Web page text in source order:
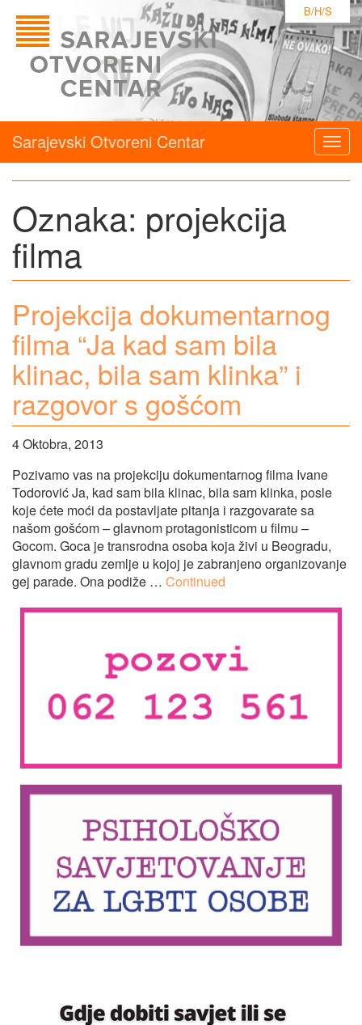
B/H/S
Sarajevski Otvoreni Centar
Oznaka: projekcija
filma
Projekcija dokumentarnog
filma “Ja kad sam bila
klinac, bila sam klinka” i
razgovor s gošćom
4 Oktobra, 2013
Pozivamo vas na projekciju dokumentarnog filma Ivane
Todorović Ja, kad sam bila klinac, bila sam klinka, posle
koje ćete moći da postavljate pitanja i razgovarate sa
našom gošćom – glavnom protagonisticom u filmu –
Gocom. Goca je transrodna osoba koja živi u Beogradu,
glavnom gradu zemlje u kojoj je zabranjeno organizovanje
gej parade. Ona podiže … Continued